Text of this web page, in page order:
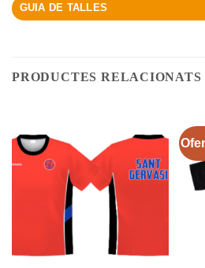
GUIA DE TALLES
PRODUCTES RELACIONATS